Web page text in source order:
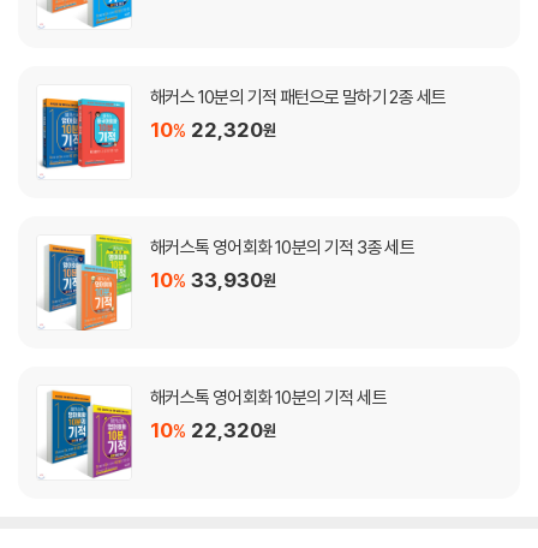
해커스 10분의 기적 패턴으로 말하기 2종 세트
10% 22,320원
해커스톡 영어회화 10분의 기적 3종 세트
10% 33,930원
해커스톡 영어회화 10분의 기적 세트
10% 22,320원